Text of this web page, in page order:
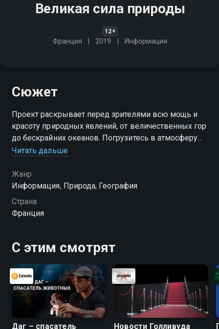
Великая сила природы
12+
Франция 2019 Информация
Сюжет
Проект раскрывает перед зрителями всю мощь и
красоту природных явлений, от величественных гор
до бескрайних океанов. Погрузитесь в атмосферу
первозданной красоты и почувствуйте силу и
Читать дальше
Жанр
Информация, Природа, География
Страна
Франция
С этим смотрят
Даг – спасатель
Новости Голливуда